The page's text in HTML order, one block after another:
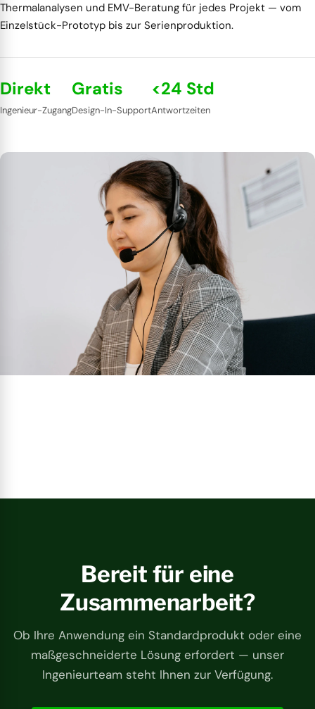
Thermalanalysen und EMV-Beratung für jedes Projekt — vom
Einzelstück-Prototyp bis zur Serienproduktion.
Direkt
Ingenieur-Zugang
Gratis
Design-In-Support
<24 Std
Antwortzeiten
Bereit für eine
Zusammenarbeit?
Ob Ihre Anwendung ein Standardprodukt oder eine
maßgeschneiderte Lösung erfordert — unser
Ingenieurteam steht Ihnen zur Verfügung.